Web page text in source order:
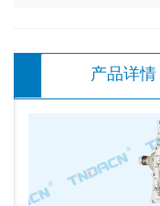
产品详情